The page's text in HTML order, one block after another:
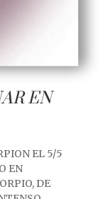
EN
EL 5/5
EN
DE